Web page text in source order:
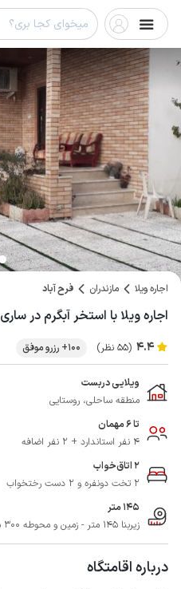
اجاره ویلا مازندران فرح آباد
اجاره ویلا با استخر آبگرم در ساری
4.4 (55 نظر) 100+ رزرو موفق
ویلایی دربست
منطقه ساحلی، روستایی
تا 6 مهمان
4 نفر استاندارد + 2 نفر اضافه
2 اتاق‌خواب
2 تخت دونفره و 2 دست رختخواب
145 متر
زیربنا 145 متر - زمین و محوطه 300 متر
درباره اقامتگاه